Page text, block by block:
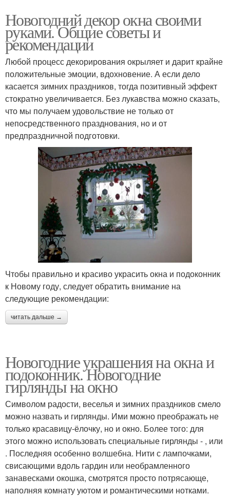
Новогодний декор окна своими
руками. Общие советы и
рекомендации
Любой процесс декорирования окрыляет и дарит крайне
положительные эмоции, вдохновение. А если дело
касается зимних праздников, тогда позитивный эффект
стократно увеличивается. Без лукавства можно сказать,
что мы получаем удовольствие не только от
непосредственного празднования, но и от
предпраздничной подготовки.
Чтобы правильно и красиво украсить окна и подоконник
к Новому году, следует обратить внимание на
следующие рекомендации:
читать дальше →
Новогодние украшения на окна и
подоконник. Новогодние
гирлянды на окно
Символом радости, веселья и зимних праздников смело
можно назвать и гирлянды. Ими можно преображать не
только красавицу-ёлочку, но и окно. Более того: для
этого можно использовать специальные гирлянды - , или
. Последняя особенно волшебна. Нити с лампочками,
свисающими вдоль гардин или необрамленного
занавесками окошка, смотрятся просто потрясающе,
наполняя комнату уютом и романтическими нотками.